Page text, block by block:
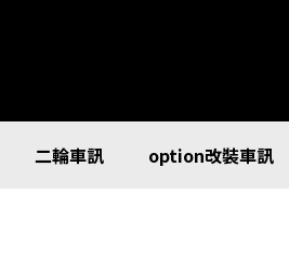
二輪車訊 option改裝車訊